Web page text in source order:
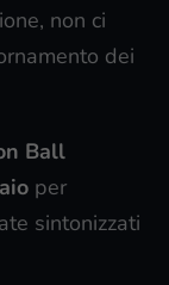
non ci
dei
Ball
per
sintonizzati